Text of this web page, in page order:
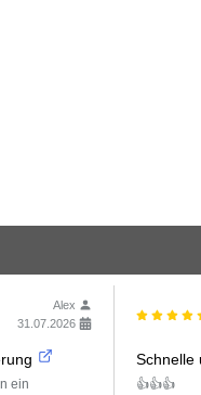
Alex
31.07.2026
ein
Schnelle
👍👍👍